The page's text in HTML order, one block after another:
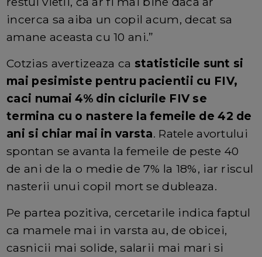
incerca sa aiba un copil acum, decat sa
amane aceasta cu 10 ani.”
Cotzias avertizeaza ca statisticile sunt si
mai pesimiste pentru pacientii cu FIV,
caci numai 4% din ciclurile FIV se
termina cu o nastere la femeile de 42 de
ani si chiar mai in varsta. Ratele avortului
spontan se avanta la femeile de peste 40
de ani de la o medie de 7% la 18%, iar riscul
nasterii unui copil mort se dubleaza.
Pe partea pozitiva, cercetarile indica faptul
ca mamele mai in varsta au, de obicei,
casnicii mai solide, salarii mai mari si